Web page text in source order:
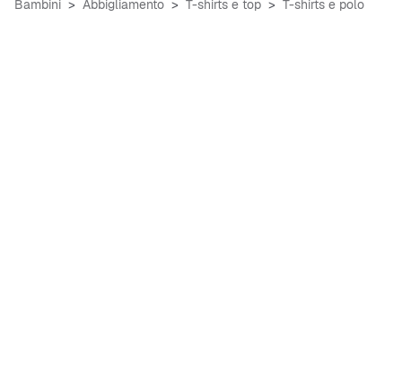
Bambini Abbigliamento T-shirts e top T-shirts e polo